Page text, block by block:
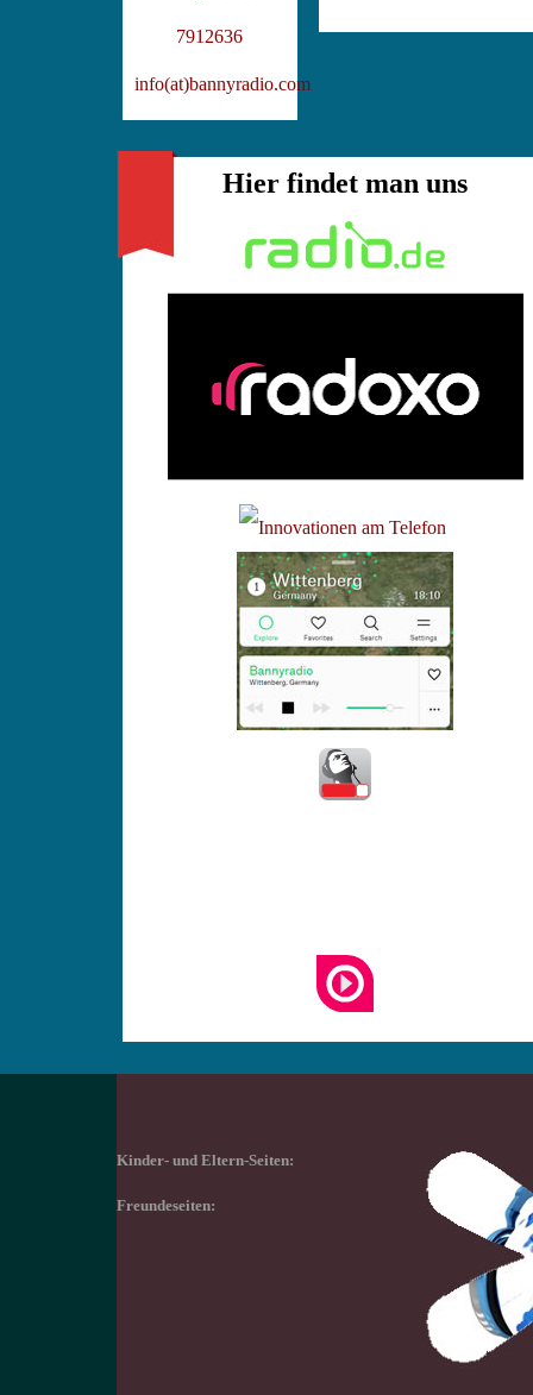
7912636
info(at)bannyradio.com
Hier findet man uns
Kinder- und Eltern-Seiten:
Freundeseiten: